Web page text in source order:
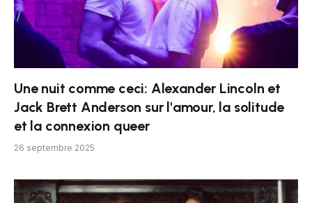
Une nuit comme ceci: Alexander Lincoln et
Jack Brett Anderson sur l'amour, la solitude
et la connexion queer
26 septembre 2025